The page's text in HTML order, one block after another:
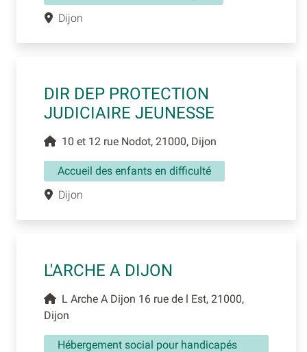
Dijon
DIR DEP PROTECTION
JUDICIAIRE JEUNESSE
10 et 12 rue Nodot, 21000, Dijon
Accueil des enfants en difficulté
Dijon
L'ARCHE A DIJON
L Arche A Dijon 16 rue de l Est, 21000,
Dijon
Hébergement social pour handicapés